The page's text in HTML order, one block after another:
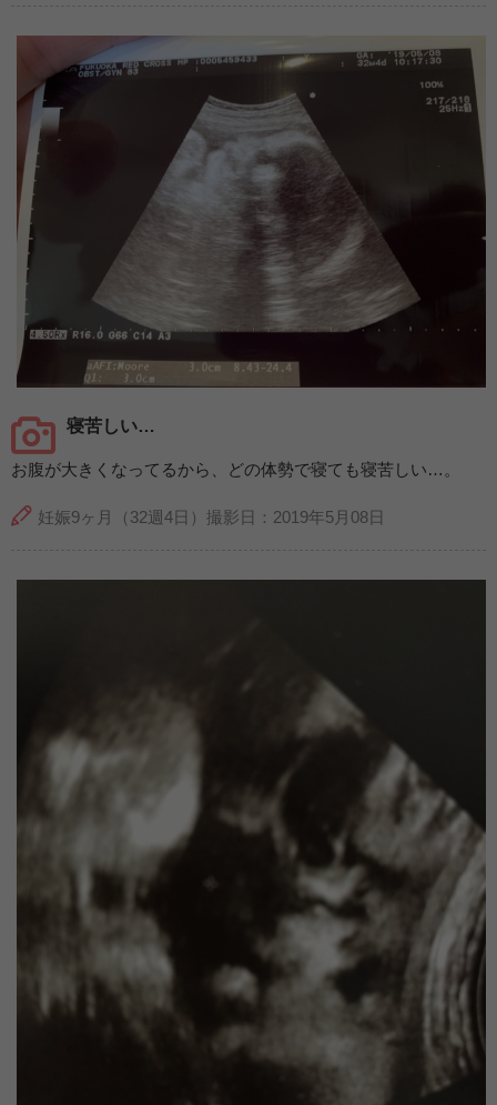
寝苦しい…
お腹が大きくなってるから、どの体勢で寝ても寝苦しい…。
妊娠9ヶ月（32週4日）撮影日：2019年5月08日